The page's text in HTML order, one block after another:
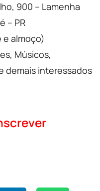
900 – Lamenha
– PR
e almoço)
Músicos,
demais interessados